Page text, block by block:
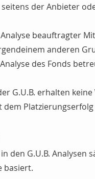
der Anbieter
beauftragter
anderen
des Fonds
G.U.B. erhalten
in den G.U.B.
basiert.